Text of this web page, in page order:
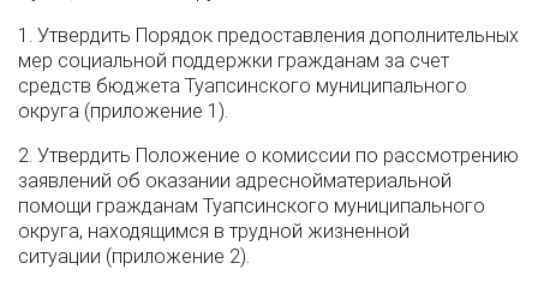
1. Утвердить Порядок предоставления дополнительных
мер социальной поддержки гражданам за счет
средств бюджета Туапсинского муниципального
округа (приложение 1).
2. Утвердить Положение о комиссии по рассмотрению
заявлений об оказании адреснойматериальной
помощи гражданам Туапсинского муниципального
округа, находящимся в трудной жизненной
ситуации (приложение 2).